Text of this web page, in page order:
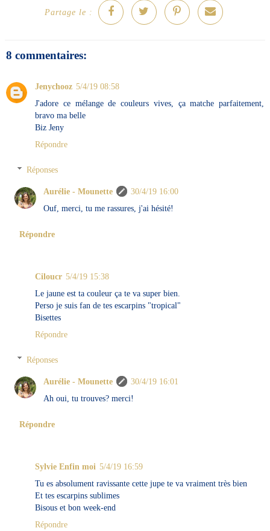
Partage le :
8 commentaires:
Jenychooz 5/4/19 08:58
J'adore ce mélange de couleurs vives, ça matche parfaitement,
bravo ma belle
Biz Jeny
Répondre
Réponses
Aurélie - Mounette
30/4/19 16:00
Ouf, merci, tu me rassures, j'ai hésité!
Répondre
Ciloucr 5/4/19 15:38
Le jaune est ta couleur ça te va super bien.
Perso je suis fan de tes escarpins "tropical"
Bisettes
Répondre
Réponses
Aurélie - Mounette
30/4/19 16:01
Ah oui, tu trouves? merci!
Répondre
Sylvie Enfin moi 5/4/19 16:59
Tu es absolument ravissante cette jupe te va vraiment très bien
Et tes escarpins sublimes
Bisous et bon week-end
Répondre